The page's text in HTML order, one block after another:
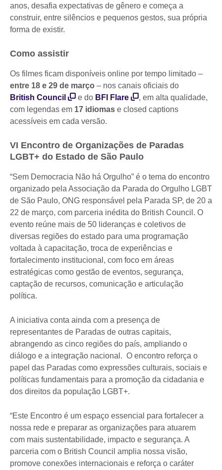
anos, desafia expectativas de gênero e começa a
construir, entre silêncios e pequenos gestos, sua própria
forma de existir.
Como assistir
Os filmes ficam disponíveis online por tempo limitado –
entre 18 e 29 de março – nos canais oficiais do
British Council
e do BFI Flare
, em alta qualidade,
com legendas em 17 idiomas e closed captions
acessíveis em cada versão.
VI Encontro de Organizações de Paradas
LGBT+ do Estado de São Paulo
“Sem Democracia Não há Orgulho” é o tema do encontro
organizado pela Associação da Parada do Orgulho LGBT
de São Paulo, ONG responsável pela Parada SP, de 20 a
22 de março, com parceria inédita do British Council. O
evento reúne mais de 50 lideranças e coletivos de
diversas regiões do estado para uma programação
voltada à capacitação, troca de experiências e
fortalecimento institucional, com foco em áreas
estratégicas como gestão de eventos, segurança,
captação de recursos, comunicação e articulação
política.
A iniciativa conta ainda com a presença de
representantes de Paradas de outras capitais,
abrangendo as cinco regiões do país, ampliando o
diálogo e a integração nacional. O encontro reforça o
papel das Paradas como expressões culturais, sociais e
políticas fundamentais para a promoção da cidadania e
dos direitos da população LGBT+.
“Este Encontro é um espaço essencial para fortalecer a
nossa rede e preparar as organizações para atuarem
com mais sustentabilidade, impacto e segurança. A
parceria com o British Council amplia nossa visão,
promove conexões internacionais e reforça o caráter